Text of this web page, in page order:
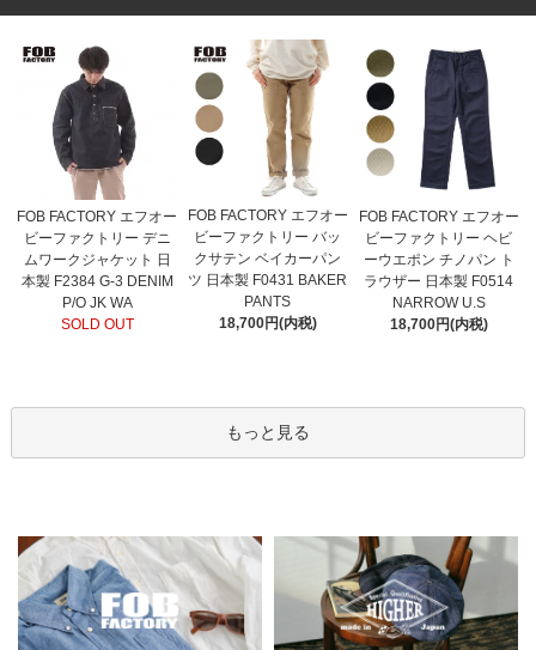
FOB FACTORY エフオー
ビーファクトリー デニ
ムワークジャケット 日
本製 F2384 G-3 DENIM
P/O JK WA
SOLD OUT
FOB FACTORY エフオー
ビーファクトリー バッ
クサテン ベイカーパン
ツ 日本製 F0431 BAKER
PANTS
18,700円(内税)
FOB FACTORY エフオー
ビーファクトリー ヘビ
ーウエポン チノパン ト
ラウザー 日本製 F0514
NARROW U.S
18,700円(内税)
もっと見る